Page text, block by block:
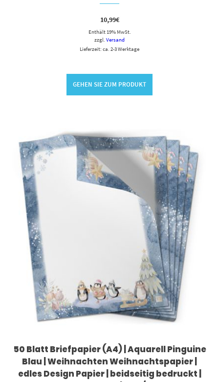
10,99€
Enthält 19% MwSt.
zzgl. Versand
Lieferzeit: ca. 2-3 Werktage
GEHEN SIE ZUM PRODUKT
50 Blatt Briefpapier (A4) | Aquarell Pinguine
Blau | Weihnachten Weihnachtspapier |
edles Design Papier | beidseitig bedruckt |